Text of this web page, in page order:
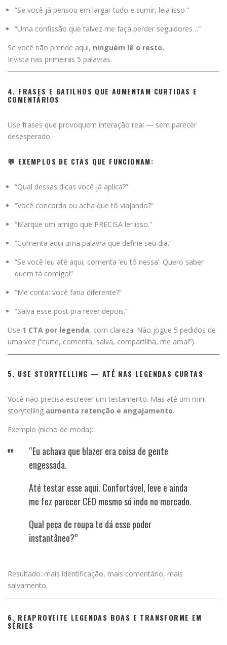
“Se você já pensou em largar tudo e sumir, leia isso.”
“Uma confissão que talvez me faça perder seguidores…”
Se você não prende aqui, ninguém lê o resto.
Invista nas primeiras 5 palavras.
4. FRASES E GATILHOS QUE AUMENTAM CURTIDAS E
COMENTÁRIOS
Use frases que provoquem interação real — sem parecer
desesperado.
💬 EXEMPLOS DE CTAS QUE FUNCIONAM:
“Qual dessas dicas você já aplica?”
“Você concorda ou acha que tô viajando?”
“Marque um amigo que PRECISA ler isso.”
“Comenta aqui uma palavra que define seu dia.”
“Se você leu até aqui, comenta ‘eu tô nessa’. Quero saber
quem tá comigo!”
“Me conta: você faria diferente?”
“Salva esse post pra rever depois.”
Use 1 CTA por legenda, com clareza. Não jogue 5 pedidos de
uma vez (“curte, comenta, salva, compartilha, me ama!”).
5. USE STORYTELLING — ATÉ NAS LEGENDAS CURTAS
Você não precisa escrever um testamento. Mas até um mini
storytelling aumenta retenção e engajamento.
Exemplo (nicho de moda):
“Eu achava que blazer era coisa de gente
engessada.
Até testar esse aqui. Confortável, leve e ainda
me fez parecer CEO mesmo só indo no mercado.
Qual peça de roupa te dá esse poder
instantâneo?”
Resultado: mais identificação, mais comentário, mais
salvamento.
6. REAPROVEITE LEGENDAS BOAS E TRANSFORME EM
SÉRIES